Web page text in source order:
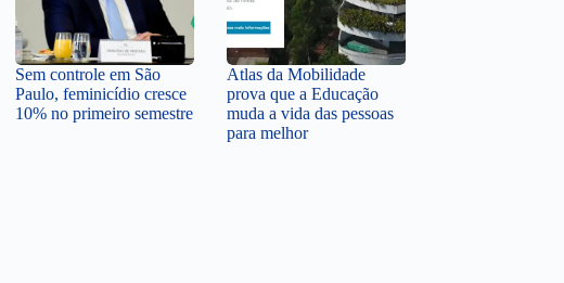
Sem controle em São
Paulo, feminicídio cresce
10% no primeiro semestre
Atlas da Mobilidade
prova que a Educação
muda a vida das pessoas
para melhor